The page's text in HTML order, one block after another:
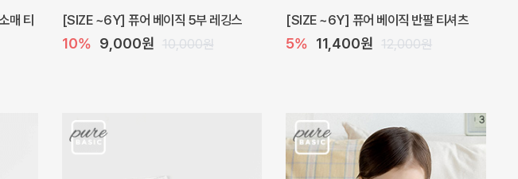
[SIZE ~6Y] 베르 원피스
10% 28,800원 32,000원
프로리 뷔스티에 미니 아기 원피스
20% 20,800원 26,000원